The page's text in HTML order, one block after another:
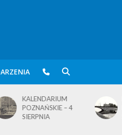
KALENDARIUM
POZNAŃSKIE – 4
SIERPNIA